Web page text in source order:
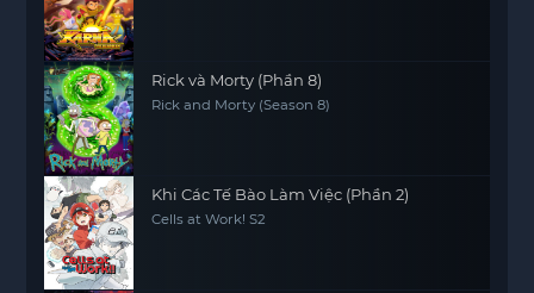
Rick và Morty (Phần 8)
Rick and Morty (Season 8)
Khi Các Tế Bào Làm Việc (Phần 2)
Cells at Work! S2